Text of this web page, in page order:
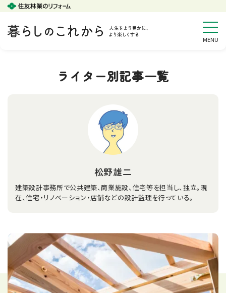
ライター別記事一覧
松野雄二
建築設計事務所で公共建築、商業施設、住宅等を担当し、独立。現
在、住宅・リノベーション・店舗などの設計監理を行っている。